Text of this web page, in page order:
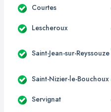
Courtes
Lescheroux
Saint-Jean-sur-Reyssouze
Saint-Nizier-le-Bouchoux
Servignat